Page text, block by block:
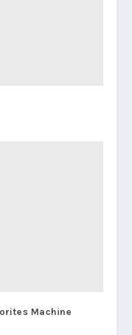
Machine